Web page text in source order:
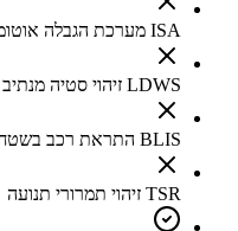
ISA מערכת הגבלה אוטומטית למהירות הרכב
LDWS זיהוי סטיה מנתיב
BLIS התראת רכב בשטח מת
TSR זיהוי תמרורי תנועה